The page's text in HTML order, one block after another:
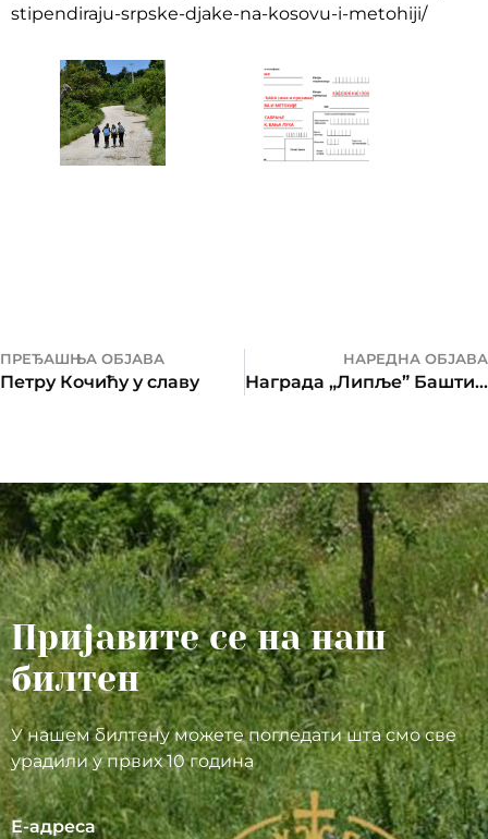
stipendiraju-srpske-djake-na-kosovu-i-metohiji/
ПРЕЂАШЊА ОБЈАВА
Петру Кочићу у славу
НАРЕДНА ОБЈАВА
Награда „Липље” Баштионику
Пријавите се на наш
билтен
У нашем билтену можете погледати шта смо све
урадили у првих 10 година
Е-адреса